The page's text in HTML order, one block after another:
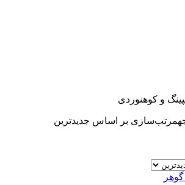
و کوهنوردی
مرتب‌سازی بر اساس جدیدترین